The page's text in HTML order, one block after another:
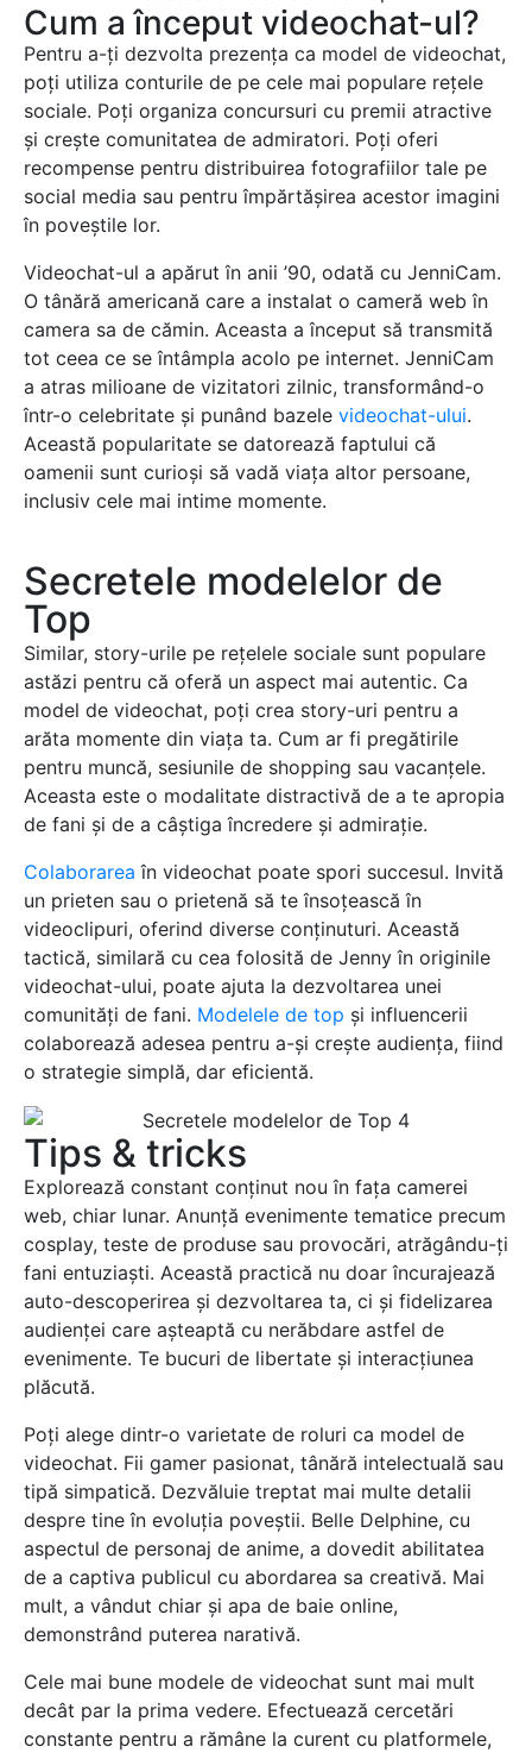
Cum a început videochat-ul?
Pentru a-ți dezvolta prezența ca model de videochat,
poți utiliza conturile de pe cele mai populare rețele
sociale. Poți organiza concursuri cu premii atractive
și crește comunitatea de admiratori. Poți oferi
recompense pentru distribuirea fotografiilor tale pe
social media sau pentru împărtășirea acestor imagini
în poveștile lor.
Videochat-ul a apărut în anii ’90, odată cu JenniCam.
O tânără americană care a instalat o cameră web în
camera sa de cămin. Aceasta a început să transmită
tot ceea ce se întâmpla acolo pe internet. JenniCam
a atras milioane de vizitatori zilnic, transformând-o
într-o celebritate și punând bazele videochat-ului.
Această popularitate se datorează faptului că
oamenii sunt curioși să vadă viața altor persoane,
inclusiv cele mai intime momente.
Secretele modelelor de
Top
Similar, story-urile pe rețelele sociale sunt populare
astăzi pentru că oferă un aspect mai autentic. Ca
model de videochat, poți crea story-uri pentru a
arăta momente din viața ta. Cum ar fi pregătirile
pentru muncă, sesiunile de shopping sau vacanțele.
Aceasta este o modalitate distractivă de a te apropia
de fani și de a câștiga încredere și admirație.
Colaborarea în videochat poate spori succesul. Invită
un prieten sau o prietenă să te însoțească în
videoclipuri, oferind diverse conținuturi. Această
tactică, similară cu cea folosită de Jenny în originile
videochat-ului, poate ajuta la dezvoltarea unei
comunități de fani. Modelele de top și influencerii
colaborează adesea pentru a-și crește audiența, fiind
o strategie simplă, dar eficientă.
Tips & tricks
Explorează constant conținut nou în fața camerei
web, chiar lunar. Anunță evenimente tematice precum
cosplay, teste de produse sau provocări, atrăgându-ți
fani entuziaști. Această practică nu doar încurajează
auto-descoperirea și dezvoltarea ta, ci și fidelizarea
audienței care așteaptă cu nerăbdare astfel de
evenimente. Te bucuri de libertate și interacțiunea
plăcută.
Poți alege dintr-o varietate de roluri ca model de
videochat. Fii gamer pasionat, tânără intelectuală sau
tipă simpatică. Dezvăluie treptat mai multe detalii
despre tine în evoluția poveștii. Belle Delphine, cu
aspectul de personaj de anime, a dovedit abilitatea
de a captiva publicul cu abordarea sa creativă. Mai
mult, a vândut chiar și apa de baie online,
demonstrând puterea narativă.
Cele mai bune modele de videochat sunt mai mult
decât par la prima vedere. Efectuează cercetări
constante pentru a rămâne la curent cu platformele,